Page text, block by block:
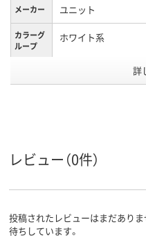
メーカー ユニット
カラーグ
ループ
ホワイト系
スコア
詳
レビュー（0件）
投稿されたレビューはまだあり
待ちしています。